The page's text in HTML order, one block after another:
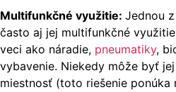
Multifunkčné využitie: Jednou
často aj jej multifunkčné
veci ako náradie, pneumatiky,
vybavenie. Niekedy môže byť
miestnosť (toto riešenie ponúka